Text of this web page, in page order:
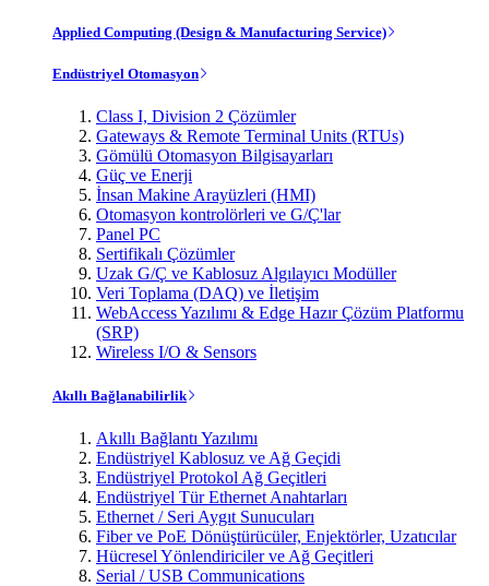
Applied Computing (Design & Manufacturing Service)
Endüstriyel Otomasyon
Class I, Division 2 Çözümler
Gateways & Remote Terminal Units (RTUs)
Gömülü Otomasyon Bilgisayarları
Güç ve Enerji
İnsan Makine Arayüzleri (HMI)
Otomasyon kontrolörleri ve G/Ç'lar
Panel PC
Sertifikalı Çözümler
Uzak G/Ç ve Kablosuz Algılayıcı Modüller
Veri Toplama (DAQ) ve İletişim
WebAccess Yazılımı & Edge Hazır Çözüm Platformu
(SRP)
Wireless I/O & Sensors
Akıllı Bağlanabilirlik
Akıllı Bağlantı Yazılımı
Endüstriyel Kablosuz ve Ağ Geçidi
Endüstriyel Protokol Ağ Geçitleri
Endüstriyel Tür Ethernet Anahtarları
Ethernet / Seri Aygıt Sunucuları
Fiber ve PoE Dönüştürücüler, Enjektörler, Uzatıcılar
Hücresel Yönlendiriciler ve Ağ Geçitleri
Serial / USB Communications